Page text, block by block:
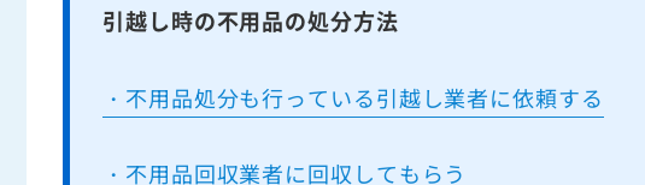
引越し時の不用品の処分方法
・不用品処分も行っている引越し業者に依頼する
・不用品回収業者に回収してもらう